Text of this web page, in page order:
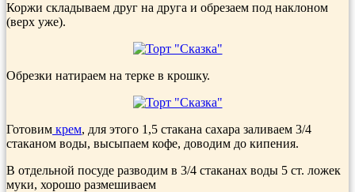
Коржи складываем друг на друга и обрезаем под наклоном
(верх уже).
Обрезки натираем на терке в крошку.
Готовим крем, для этого 1,5 стакана сахара заливаем 3/4
стаканом воды, высыпаем кофе, доводим до кипения.
В отдельной посуде разводим в 3/4 стаканах воды 5 ст. ложек
муки, хорошо размешиваем